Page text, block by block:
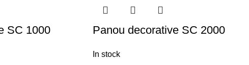
SC 1000 Panou decorative SC 2000
In stock